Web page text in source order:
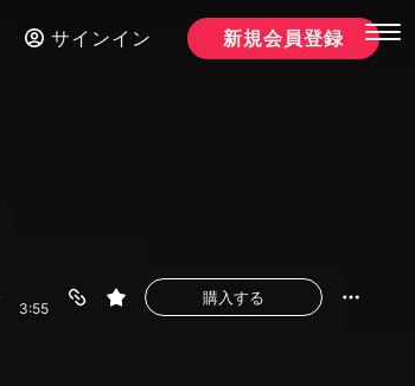
サインイン 新規会員登録
3:55
購入する